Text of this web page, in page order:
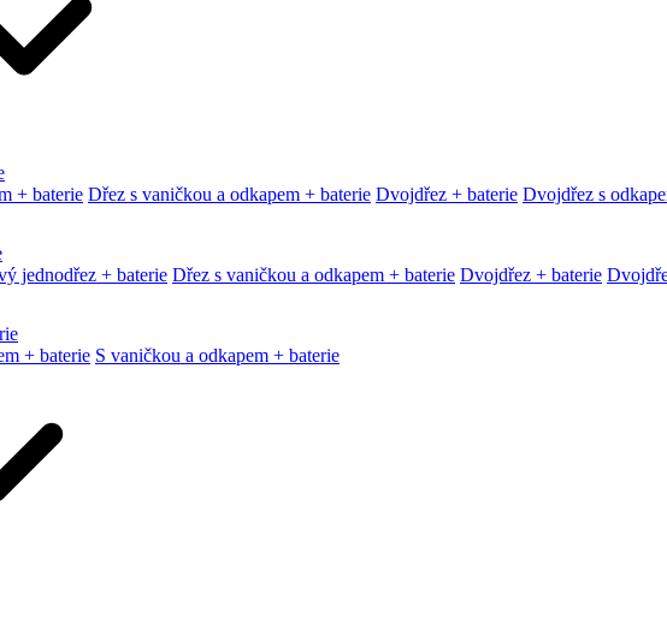
+ baterie Dřez s vaničkou a odkapem + baterie Dvojdřez + baterie Dvojdřez s
jednodřez + baterie Dřez s vaničkou a odkapem + baterie Dvojdřez + baterie
+ baterie S vaničkou a odkapem + baterie